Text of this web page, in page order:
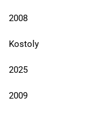
2008
Kostoly
2025
2009